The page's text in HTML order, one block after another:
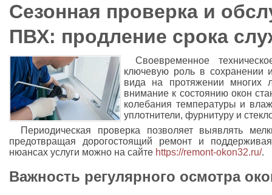
Сезонная проверка и
ПВХ: продление срока
Своевременное
ключевую роль в сохранении
вида на протяжении многих
внимание к состоянию окон
колебания температуры и
уплотнители, фурнитуру и
Периодическая проверка позволяет выявлять
предотвращая дорогостоящий ремонт и
нюансах услуги можно на сайте https://remont-okon32.ru/.
Важность регулярного осмотра